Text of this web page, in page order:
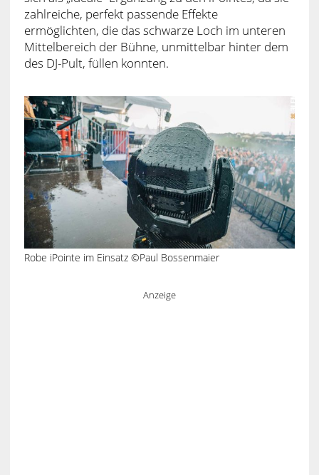
zahlreiche, perfekt passende Effekte
ermöglichten, die das schwarze Loch im unteren
Mittelbereich der Bühne, unmittelbar hinter dem
des DJ-Pult, füllen konnten.
Robe iPointe im Einsatz ©Paul Bossenmaier
Anzeige